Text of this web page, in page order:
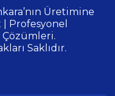
Üretimine
Profesyonel
Saklıdır.